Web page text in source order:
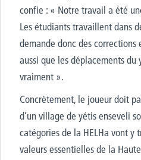
confie : « Notre travail a été
Les étudiants travaillent dans
demande donc des
aussi que les déplacements
vraiment ».
Concrètement, le joueur doit
d’un village de yétis enseveli
catégories de la HELHa vont y
valeurs essentielles de la